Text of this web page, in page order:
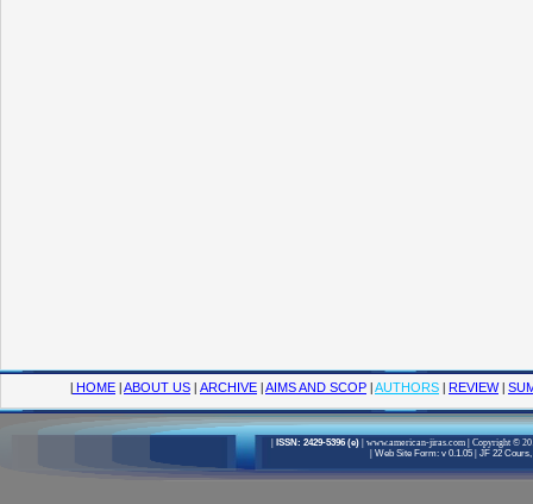
| ISSN: 2429-5396 (e)| www.american-jiras.com | Copyright ©
| Web Site Form: v 0.1.05 | JF 22
| HOME |ABOUT US | ARCHIVE |AIMS AND SCOP |AUTHORS | REVIEW |